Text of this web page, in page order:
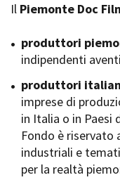
Piemonte Film Tv Fund
Piemonte Film Tv
Development Fund
Piemonte Doc Film
Short Film Fund
PRODUCTION GUIDE
Società di produzione
Strutture di servizio
Il Piemonte Doc
produttori
indipendenti
produttori
imprese di
in Italia o in Paesi
Fondo è riservato
industriali e
per la realtà